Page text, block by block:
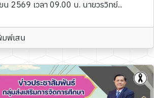
2569 เวลา 09.00 น. นายวรวิทย์...
พ์เสน